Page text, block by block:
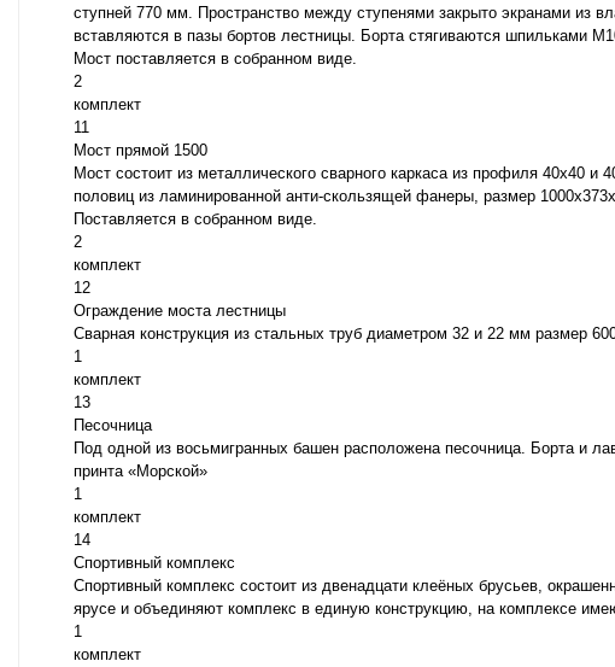
ступней 770 мм. Пространство между ступенями закрыто экранами
вставляются в пазы бортов лестницы. Борта стягиваются шпильками
Мост поставляется в собранном виде.
2
комплект
11
Мост прямой 1500
Мост состоит из металлического сварного каркаса из профиля 40х40
половиц из ламинированной анти-скользящей фанеры, размер
Поставляется в собранном виде.
2
комплект
12
Ограждение моста лестницы
Сварная конструкция из стальных труб диаметром 32 и 22 мм размер
1
комплект
13
Песочница
Под одной из восьмигранных башен расположена песочница. Борта и
принта «Морской»
1
комплект
14
Спортивный комплекс
Спортивный комплекс состоит из двенадцати клеёных брусьев,
ярусе и объединяют комплекс в единую конструкцию, на комплексе
1
комплект